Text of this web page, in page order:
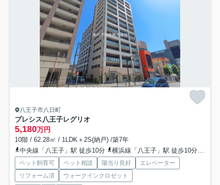
八王子市八日町
プレシス八王子レグリオ
5,180万円
10階 / 62.28㎡ / 1LDK＋2S(納戸) /築7年
中央線「八王子」駅 徒歩10分
横浜線「八王子」駅 徒歩10分
ペット飼育可 ペット相談 陽当り良好
エレベーター
リフォーム済
ウォークインクロゼット